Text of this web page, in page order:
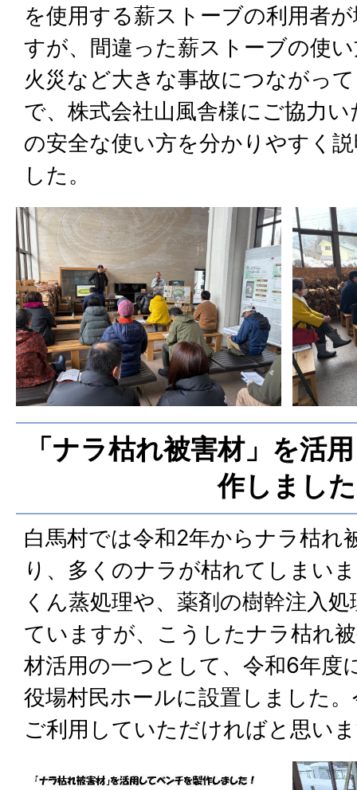
を使用する薪ストーブの利用者
すが、間違った薪ストーブの使
火災など大きな事故につながっ
で、株式会社山風舎様にご協力
の安全な使い方を分かりやすく
した。
「ナラ枯れ被害材」を活
作しました
白馬村では令和2年からナラ枯れ
り、多くのナラが枯れてしまい
くん蒸処理や、薬剤の樹幹注入
ていますが、こうしたナラ枯れ
材活用の一つとして、令和6年度
役場村民ホールに設置しました
ご利用していただければと思い